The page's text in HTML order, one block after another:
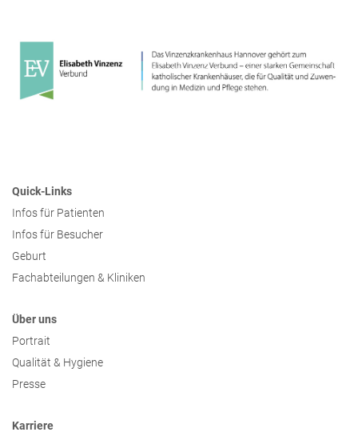
Quick-Links
Infos für Patienten
Infos für Besucher
Geburt
Fachabteilungen & Kliniken
Über uns
Portrait
Qualität & Hygiene
Presse
Karriere